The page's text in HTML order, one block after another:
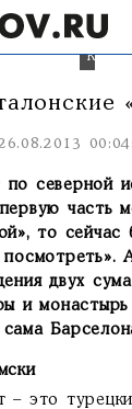
северной
часть
то
двух
и
– это